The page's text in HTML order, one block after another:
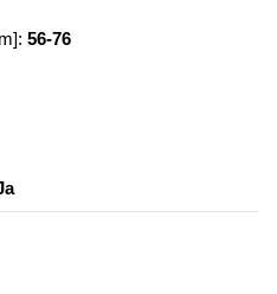
56-76